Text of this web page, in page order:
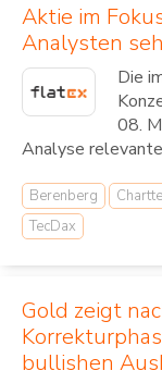
Aktie im
Analysten
Die
08.
Analyse
Berenberg
TecDax
Gold zeigt
bullishen